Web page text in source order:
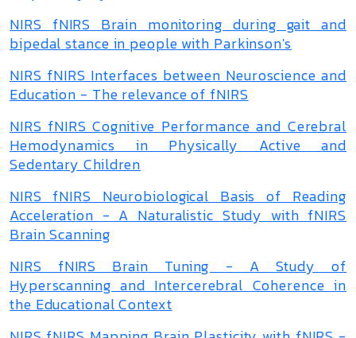
NIRS fNIRS Brain monitoring during gait and
bipedal stance in people with Parkinson's
NIRS fNIRS Interfaces between Neuroscience and
Education - The relevance of fNIRS
NIRS fNIRS Cognitive Performance and Cerebral
Hemodynamics in Physically Active and
Sedentary Children
NIRS fNIRS Neurobiological Basis of Reading
Acceleration - A Naturalistic Study with fNIRS
Brain Scanning
NIRS fNIRS Brain Tuning - A Study of
Hyperscanning and Intercerebral Coherence in
the Educational Context